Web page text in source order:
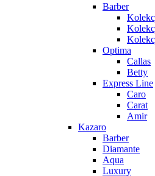
Barber
Optima
Callas
Betty
Express Line
Caro
Carat
Amir
Kazaro
Barber
Diamante
Aqua
Luxury